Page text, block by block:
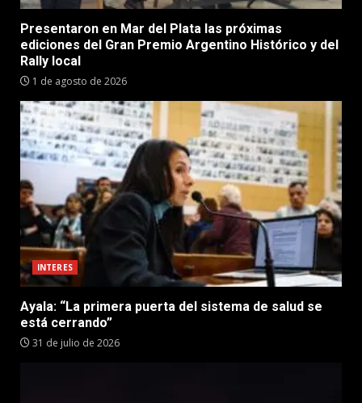
Presentaron en Mar del Plata las próximas
ediciones del Gran Premio Argentino Histórico y del
Rally local
1 de agosto de 2026
INTERES
Ayala: “La primera puerta del sistema de salud se
está cerrando”
31 de julio de 2026